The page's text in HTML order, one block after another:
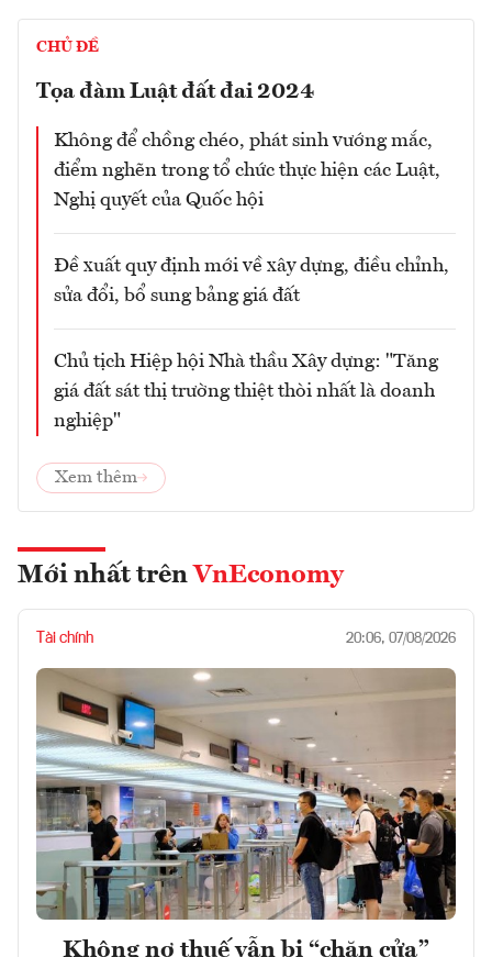
CHỦ ĐỀ
Tọa đàm Luật đất đai 2024
Không để chồng chéo, phát sinh vướng mắc,
điểm nghẽn trong tổ chức thực hiện các Luật,
Nghị quyết của Quốc hội
Đề xuất quy định mới về xây dựng, điều chỉnh,
sửa đổi, bổ sung bảng giá đất
Chủ tịch Hiệp hội Nhà thầu Xây dựng: "Tăng
giá đất sát thị trường thiệt thòi nhất là doanh
nghiệp"
Xem thêm
Mới nhất trên VnEconomy
Tài chính 20:06, 07/08/2026
Không nợ thuế vẫn bị “chặn cửa”